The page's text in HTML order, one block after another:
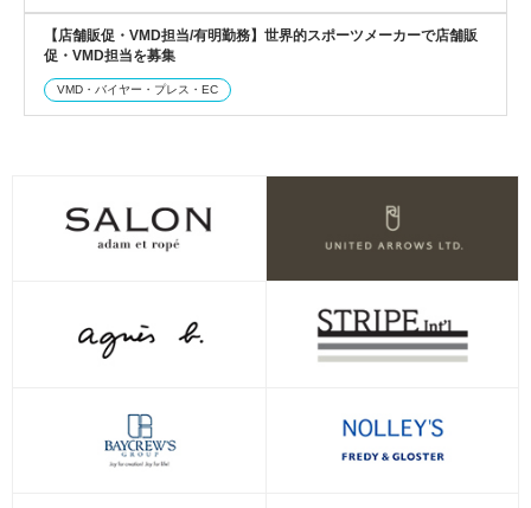
【店舗販促・VMD担当/有明勤務】世界的スポーツメーカーで店舗販
促・VMD担当を募集
VMD・バイヤー・プレス・EC